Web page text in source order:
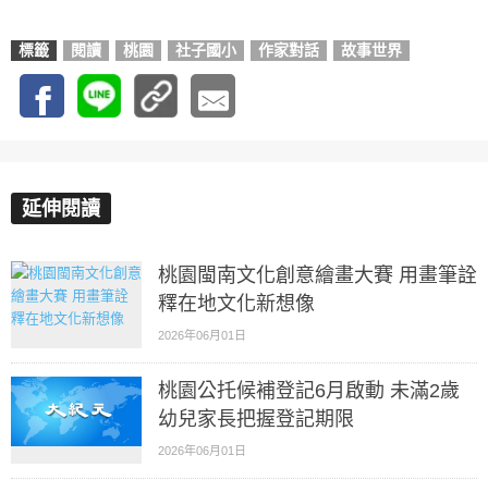
標籤 閱讀 桃園 社子國小 作家對話 故事世界
延伸閱讀
桃園閩南文化創意繪畫大賽 用畫筆詮
釋在地文化新想像
2026年06月01日
桃園公托候補登記6月啟動 未滿2歲
幼兒家長把握登記期限
2026年06月01日